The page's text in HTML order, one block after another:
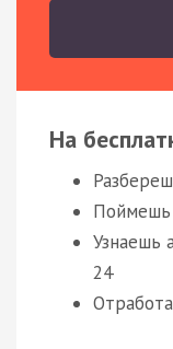
На
Поймешь
Узнаешь
24